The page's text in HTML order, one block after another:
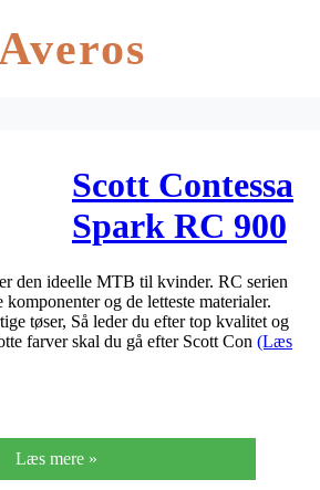
Scott Contessa
Spark RC 900
2020
den ideelle MTB til kvinder. RC serien
og de letteste materialer.
tøser, Så leder du efter top kvalitet og
farver skal du gå efter Scott Con (Læs
Læs mere »